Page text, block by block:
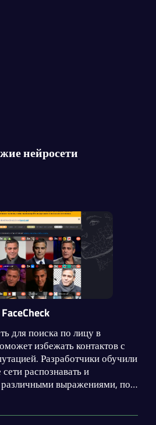
нейросети
FaceCheck
для поиска по лицу в
избежать контактов с
Разработчики обучили
распознавать и
различными выражениями, под